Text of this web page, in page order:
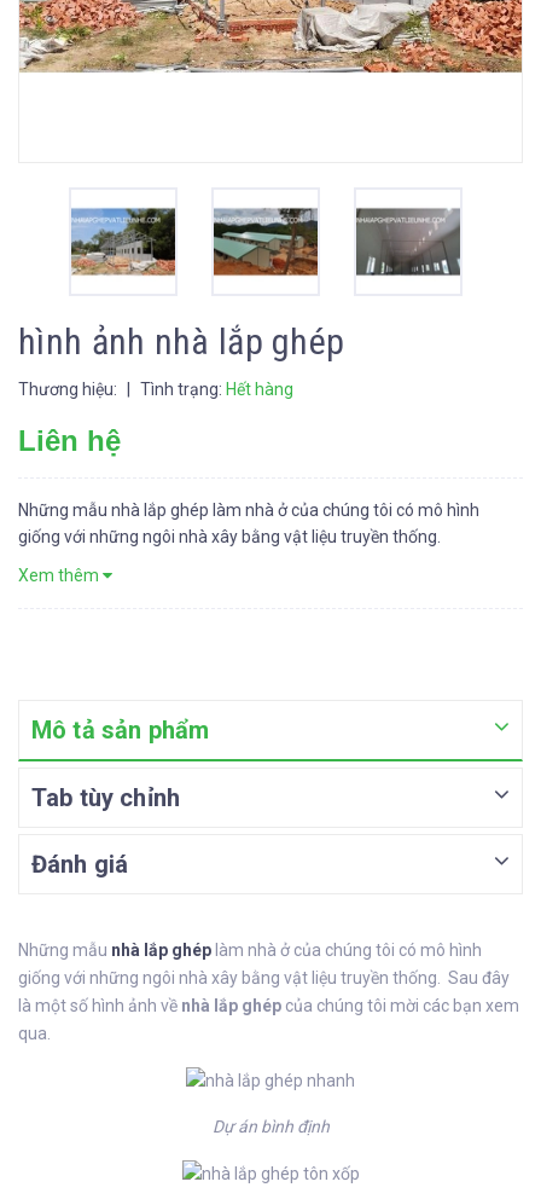
hình ảnh nhà lắp ghép
Thương hiệu: Tình trạng: Hết hàng
Liên hệ
Những mẫu nhà lắp ghép làm nhà ở của chúng tôi có mô hình
giống với những ngôi nhà xây bằng vật liệu truyền thống.
Xem thêm
Mô tả sản phẩm
Tab tùy chỉnh
Đánh giá
Những mẫu nhà lắp ghép làm nhà ở của chúng tôi có mô hình
giống với những ngôi nhà xây bằng vật liệu truyền thống. Sau đây
là một số hình ảnh về nhà lắp ghép của chúng tôi mời các bạn xem
qua.
Dự án bình định